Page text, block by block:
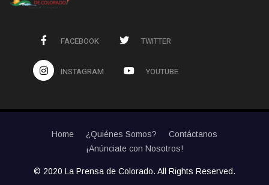
FACEBOOK TWITTER
INSTAGRAM YOUTUBE
Home ¿Quiénes Somos?
Contáctanos
¡Anúnciate con Nosotros!
© 2020 La Prensa de Colorado. All Rights Reserved.